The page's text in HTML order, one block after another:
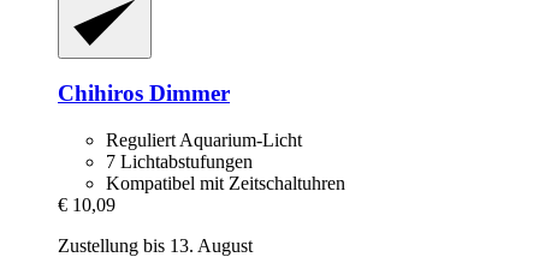
Chihiros Dimmer
Reguliert Aquarium-Licht
7 Lichtabstufungen
Kompatibel mit Zeitschaltuhren
€ 10,09
Zustellung bis 13. August